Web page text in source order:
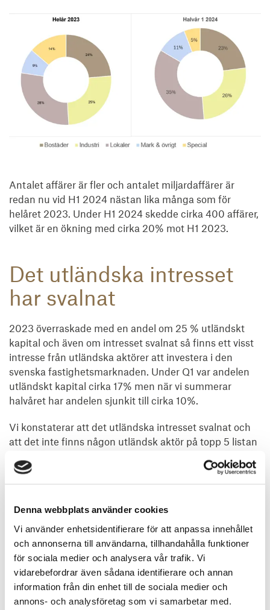
Denna webbplats använder cookies
Vi använder enhetsidentifierare för att anpassa innehållet
och annonserna till användarna, tillhandahålla funktioner
för sociala medier och analysera vår trafik. Vi
vidarebefordrar även sådana identifierare och annan
information från din enhet till de sociala medier och
annons- och analysföretag som vi samarbetar med.
Antalet affärer är fler och antalet miljardaffärer är
redan nu vid H1 2024 nästan lika många som för
helåret 2023. Under H1 2024 skedde cirka 400 affärer,
vilket är en ökning med cirka 20% mot H1 2023.
Det utländska intresset
har svalnat
2023 överraskade med en andel om 25 % utländskt
kapital och även om intresset svalnat så finns ett visst
intresse från utländska aktörer att investera i den
svenska fastighetsmarknaden. Under Q1 var andelen
utländskt kapital cirka 17% men när vi summerar
halvåret har andelen sjunkit till cirka 10%.
Vi konstaterar att det utländska intresset svalnat och
att det inte finns någon utländsk aktör på topp 5 listan
aktörer, DSV A/S, som genom dotterbolag sålde
logistikfastigheten Örja 1:22 i Landskrona - halvårets
Kista galleria.
Kommersiella fastigheter
står sig som
investerarnas favorit